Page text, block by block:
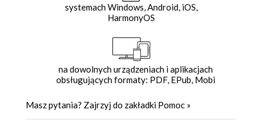
systemach Windows, Android, iOS,
HarmonyOS
na dowolnych urządzeniach i aplikacjach
obsługujących formaty: PDF, EPub, Mobi
Masz pytania? Zajrzyj do zakładki Pomoc »